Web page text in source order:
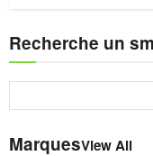
Recherche un
MarquesView All